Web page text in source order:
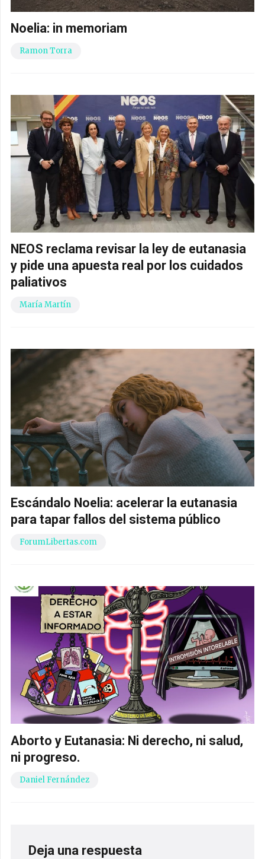
Noelia: in memoriam
Ramon Torra
NEOS reclama revisar la ley de eutanasia
y pide una apuesta real por los cuidados
paliativos
María Martín
Escándalo Noelia: acelerar la eutanasia
para tapar fallos del sistema público
ForumLibertas.com
Aborto y Eutanasia: Ni derecho, ni salud,
ni progreso.
Daniel Fernández
Deja una respuesta